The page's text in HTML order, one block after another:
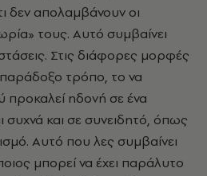
δεν απολαμβάνουν οι
τους. Αυτό συμβαίνει
Στις διάφορες μορφές
τρόπο, το να
ηδονή σε ένα
συχνά και σε συνειδητό, όπως
Αυτό που λες συμβαίνει
μπορεί να έχει παράλυτο